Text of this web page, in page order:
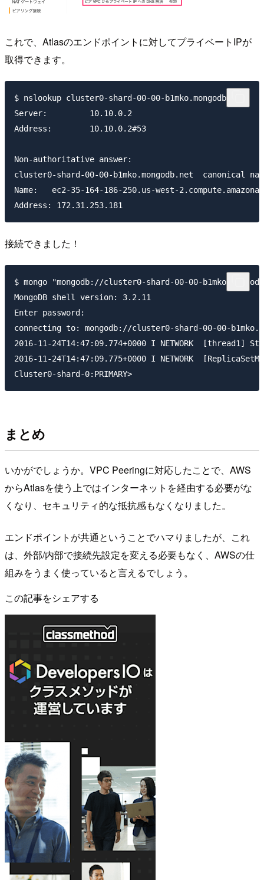
これで、Atlasのエンドポイントに対してプライベートIPが
取得できます。
$ nslookup cluster0-shard-00-00-b1mko.mongodb.net
Server:		10.10.0.2
Address:       	10.10.0.2#53
Non-authoritative answer:
cluster0-shard-00-00-b1mko.mongodb.net 	canonical name = ec2-35-164-186-250.us-west-2.compute.amazonaws.com.
Name:  	ec2-35-164-186-250.us-west-2.compute.amazonaws.com
接続できました！
$ mongo "mongodb://cluster0-shard-00-00-
MongoDB shell version: 3.2.11
Enter password:
connecting to: mongodb://cluster0-shard-00-00-
2016-11-24T14:47:09.774+0000 I NETWORK
2016-11-24T14:47:09.775+0000 I NETWORK
まとめ
いかがでしょうか。VPC Peeringに対応したことで、AWS
からAtlasを使う上ではインターネットを経由する必要がな
くなり、セキュリティ的な抵抗感もなくなりました。
エンドポイントが共通ということでハマりましたが、これ
は、外部/内部で接続先設定を変える必要もなく、AWSの仕
組みをうまく使っていると言えるでしょう。
この記事をシェアする